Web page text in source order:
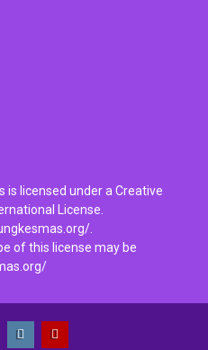
is licensed under aCreative
License
of this license may be